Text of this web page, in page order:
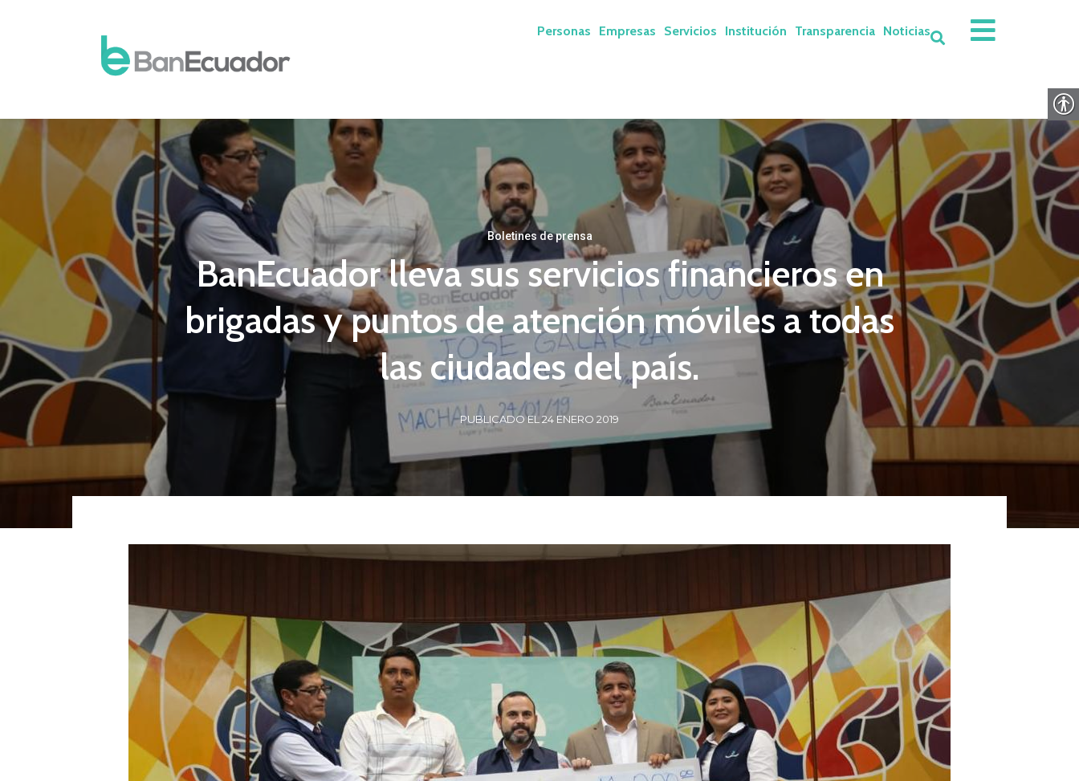
Personas Empresas Servicios Institución Transparencia Noticias
Boletines de prensa
BanEcuador lleva sus servicios financieros en
brigadas y puntos de atención móviles a todas
las ciudades del país.
PUBLICADO EL 24 ENERO 2019